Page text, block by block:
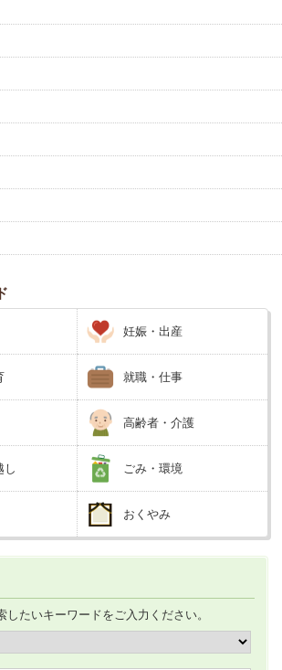
妊娠・出産
就職・仕事
高齢者・介護
し ごみ・環境
おくやみ
したいキーワードをご入力ください。